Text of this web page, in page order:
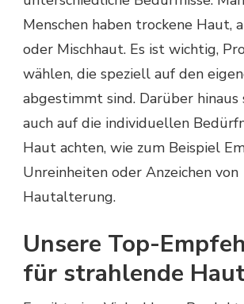
Menschen haben trockene Haut,
oder Mischhaut. Es ist wichtig,
wählen, die speziell auf den
abgestimmt sind. Darüber
auch auf die individuellen
Haut achten, wie zum Beispiel
Unreinheiten oder Anzeichen von
Hautalterung.
Unsere Top-
für strahlende